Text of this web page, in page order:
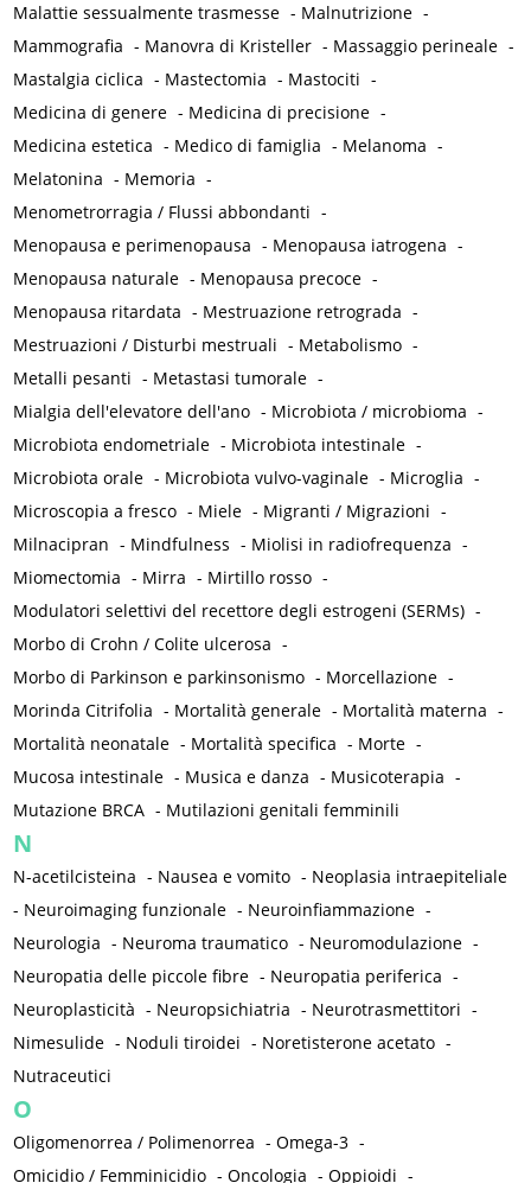
Malattie sessualmente trasmesse - Malnutrizione -
Mammografia - Manovra di Kristeller - Massaggio perineale -
Mastalgia ciclica - Mastectomia - Mastociti -
Medicina di genere - Medicina di precisione -
Medicina estetica - Medico di famiglia - Melanoma -
Melatonina - Memoria -
Menometrorragia / Flussi abbondanti -
Menopausa e perimenopausa - Menopausa iatrogena -
Menopausa naturale - Menopausa precoce -
Menopausa ritardata - Mestruazione retrograda -
Mestruazioni / Disturbi mestruali - Metabolismo -
Metalli pesanti - Metastasi tumorale -
Mialgia dell'elevatore dell'ano - Microbiota / microbioma -
Microbiota endometriale - Microbiota intestinale -
Microbiota orale - Microbiota vulvo-vaginale - Microglia -
Microscopia a fresco - Miele - Migranti / Migrazioni -
Milnacipran - Mindfulness - Miolisi in radiofrequenza -
Miomectomia - Mirra - Mirtillo rosso -
Modulatori selettivi del recettore degli estrogeni (SERMs) -
Morbo di Crohn / Colite ulcerosa -
Morbo di Parkinson e parkinsonismo - Morcellazione -
Morinda Citrifolia - Mortalità generale - Mortalità materna -
Mortalità neonatale - Mortalità specifica - Morte -
Mucosa intestinale - Musica e danza - Musicoterapia -
Mutazione BRCA - Mutilazioni genitali femminili
N
N-acetilcisteina - Nausea e vomito - Neoplasia intraepiteliale
- Neuroimaging funzionale - Neuroinfiammazione -
Neurologia - Neuroma traumatico - Neuromodulazione -
Neuropatia delle piccole fibre - Neuropatia periferica -
Neuroplasticità - Neuropsichiatria - Neurotrasmettitori -
Nimesulide - Noduli tiroidei - Noretisterone acetato -
Nutraceutici
O
Oligomenorrea / Polimenorrea -Omega-3 -
Omicidio / Femminicidio -Oncologia -Oppioidi -